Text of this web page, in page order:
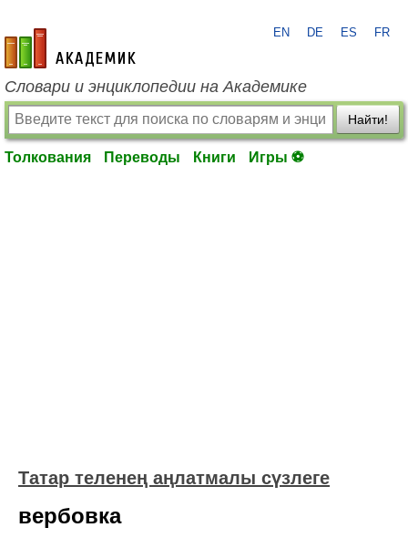
academic.ru
EN DE ES FR
Словари и энциклопедии на Академике
Найти!
Толкования Переводы Книги Игры ⚽
Татар теленең аңлатмалы сүзлеге
вербовка